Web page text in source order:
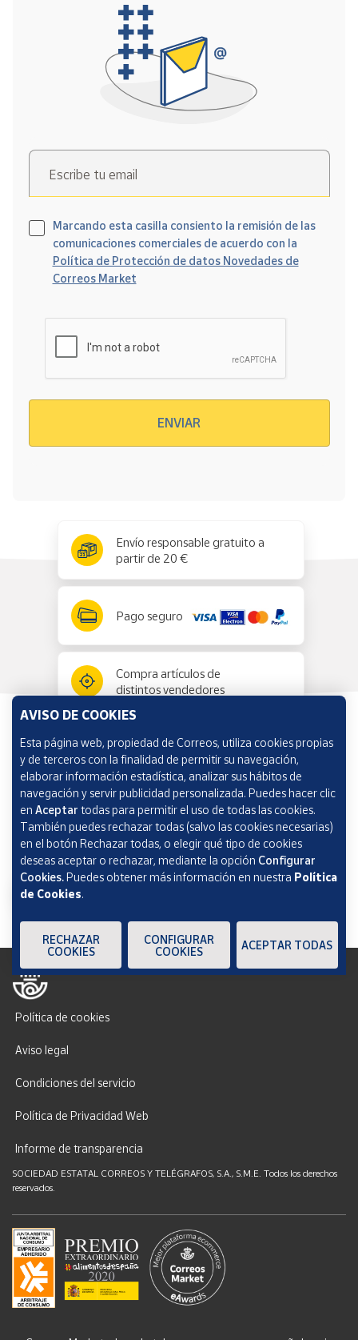
Escribe tu email
Marcando esta casilla consiento la remisión de las
comunicaciones comerciales de acuerdo con la
Política de Protección de datos Novedades de
Correos Market
ENVIAR
Envío responsable gratuito a
partir de 20 €
Pago seguro
Compra artículos de
distintos vendedores
Información y ayuda
Correos Market
Política de cookies
Aviso legal
Condiciones del servicio
Política de Privacidad Web
Informe de transparencia
SOCIEDAD ESTATAL CORREOS Y TELÉGRAFOS, S.A., S.M.E. Todos los derechos
reservados.
AVISO DE COOKIES
Esta página web, propiedad de Correos, utiliza cookies propias
y de terceros con la finalidad de permitir su navegación,
elaborar información estadística, analizar sus hábitos de
navegación y servir publicidad personalizada. Puedes hacer clic
en Aceptar todas para permitir el uso de todas las cookies.
También puedes rechazar todas (salvo las cookies necesarias)
en el botón Rechazar todas, o elegir qué tipo de cookies
deseas aceptar o rechazar, mediante la opción Configurar
Cookies.Puedes obtener más información en nuestra Política
de Cookies.
RECHAZAR
COOKIES
CONFIGURAR
COOKIES
ACEPTAR TODAS